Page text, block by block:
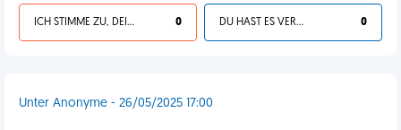
ICH STIMME ZU, DEIN LEBEN IST SCHEISSE 0 DU HAST ES VERDIENT 0
Unter Anonyme - 26/05/2025 17:00